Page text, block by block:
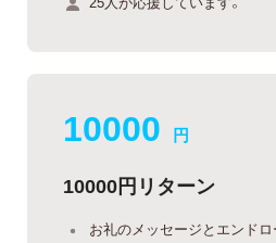
10000 円
10000円リターン
お礼のメッセージとエンド